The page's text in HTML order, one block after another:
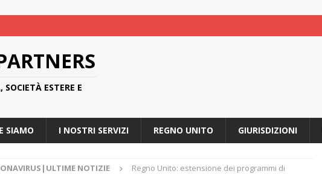
ESTERE E
SIAMO I NOSTRI SERVIZI REGNO UNITO GIURISDIZIONI
NOTIZIE
Regno Unito: estensione dei programmi di